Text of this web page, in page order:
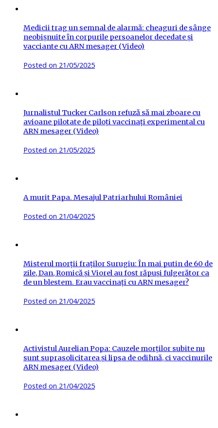
Medicii trag un semnal de alarmă: cheaguri de sânge
neobișnuite în corpurile persoanelor decedate și
vacciante cu ARN mesager (Video)
Posted on 21/05/2025
Jurnalistul Tucker Carlson refuză să mai zboare cu
avioane pilotate de piloți vaccinați experimental cu
ARN mesager (Video)
Posted on 21/05/2025
A murit Papa. Mesajul Patriarhului României
Posted on 21/04/2025
Misterul morții fraților Surugiu: În mai putin de 60 de
zile, Dan, Romică și Viorel au fost răpuși fulgerător ca
de un blestem. Erau vaccinați cu ARN mesager?
Posted on 21/04/2025
Activistul Aurelian Popa: Cauzele morților subite nu
sunt suprasolicitarea și lipsa de odihnă, ci vaccinurile
ARN mesager (Video)
Posted on 21/04/2025